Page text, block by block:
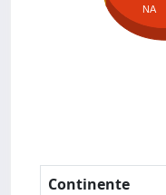
NA
Continente